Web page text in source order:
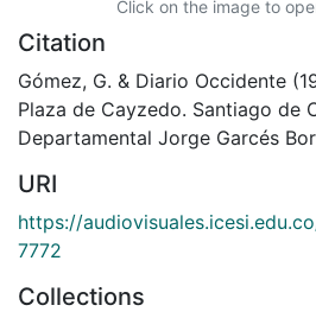
Click on the image to
Citation
Gómez, G. & Diario Occidente
Plaza de Cayzedo. Santiago de
Departamental Jorge Garcés
URI
https://
7772
Collections